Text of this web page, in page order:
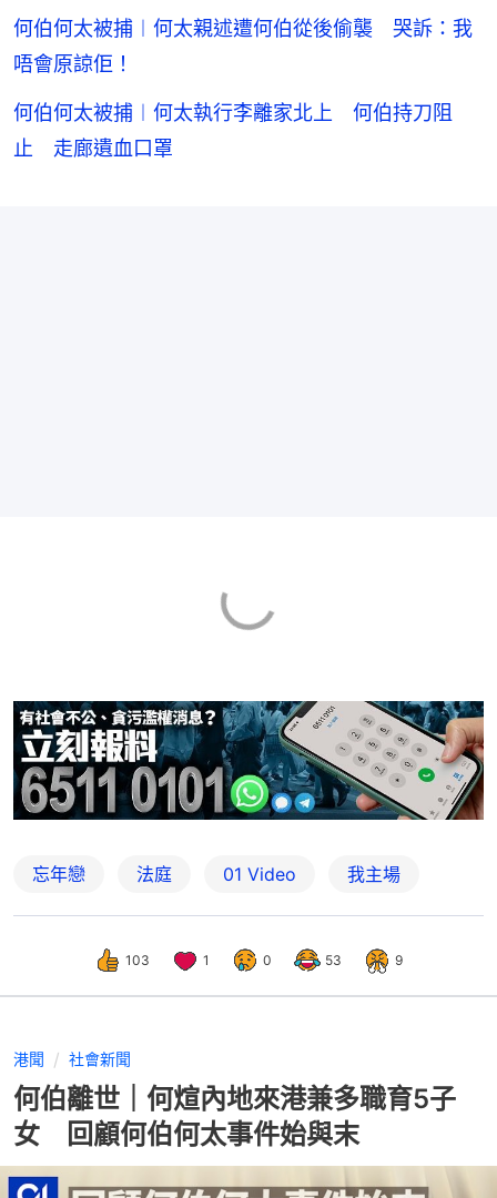
何伯何太被捕︱何太親述遭何伯從後偷襲 哭訴：我
唔會原諒佢！
何伯何太被捕︱何太執行李離家北上 何伯持刀阻
止 走廊遺血口罩
忘年戀 法庭 01 Video 我主場
103 1 0 53 9
港聞 社會新聞
何伯離世｜何煊內地來港兼多職育5子
女 回顧何伯何太事件始與末